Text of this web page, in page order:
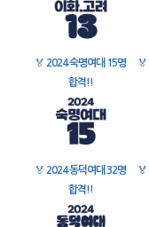
🏅 2024 숙명여대 15명
합격!!
🏅
🏅 2024 동덕여대 32명
합격!!
🏅